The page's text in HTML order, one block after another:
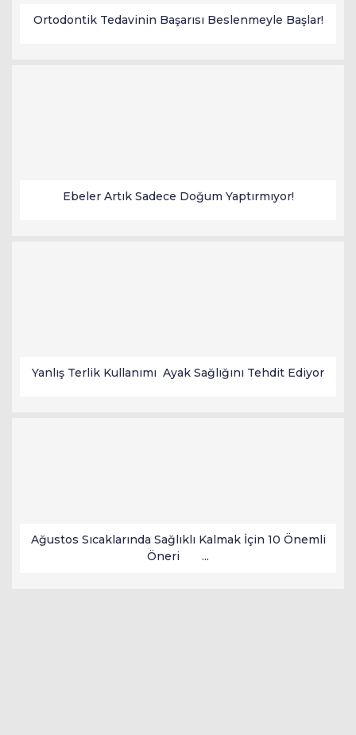
Ortodontik Tedavinin Başarısı Beslenmeyle Başlar!
Ebeler Artık Sadece Doğum Yaptırmıyor!
Yanlış Terlik Kullanımı Ayak Sağlığını Tehdit Ediyor
Ağustos Sıcaklarında Sağlıklı Kalmak İçin 10 Önemli
Öneri ...